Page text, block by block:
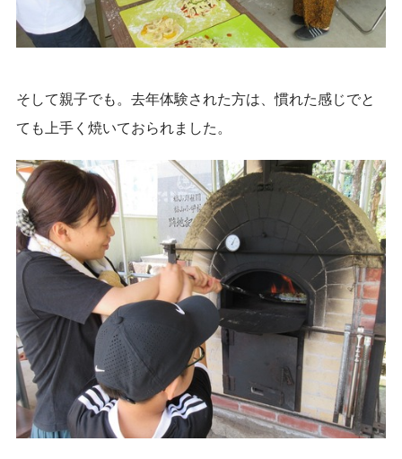
そして親子でも。去年体験された方は、慣れた感じでと
ても上手く焼いておられました。